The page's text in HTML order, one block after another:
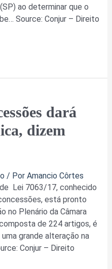
ao determinar que o
Source: Conjur – Direito
dará
dizem
/ Por Amancio Côrtes
Lei 7063/17, conhecido
está pronto
no Plenário da Câmara
de 224 artigos, é
grande alteração na
Conjur – Direito